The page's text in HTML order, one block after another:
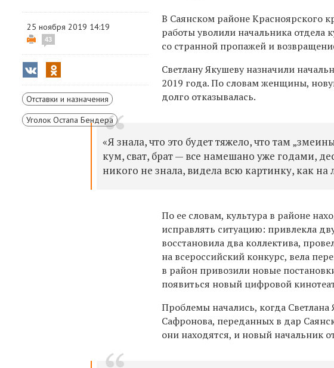
25 ноября 2019 14:19
43
Отставки и назначения
Уголок Остапа Бендера
В Саянском районе Красноярского
работы уволили начальника отдела
со странной пропажей и
Светлану Якушеву назначили
2019 года. По словам женщины,
долго отказывалась.
«Я знала, что это будет тяжело,что там
кум, сват, брат — все намешано уже годами,
никого не знала, видела всю картинку, как на
По ее словам, культура в районе
исправлять ситуацию: привлекла
восстановила два коллектива,
на всероссийский конкурс, вела
в район привозили новые
появиться новый цифровой
Проблемы начались, когда
Сафронова, переданных в дар
они находятся, и новый начальник